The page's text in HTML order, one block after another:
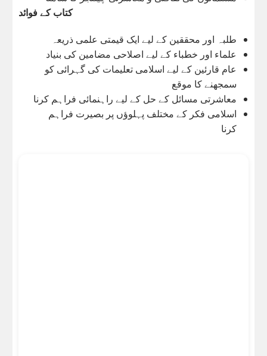
کتاب کے فوائد
طلبہ اور محققین کے لیے ایک قیمتی علمی ذریعہ
علماء اور خطباء کے لیے اصلاحی مضامین کی بنیاد
عام قارئین کے لیے اسلامی تعلیمات کی گہرائی کو
سمجھنے کا موقع
معاشرتی مسائل کے حل کے لیے راہنمائی فراہم کرنا
اسلامی فکر کے مختلف پہلوؤں پر بصیرت فراہم
کرنا